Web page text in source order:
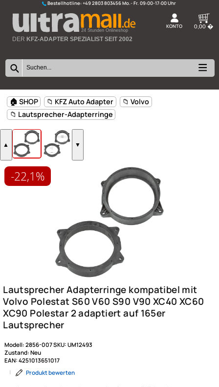
Bestellhotline:+49 2803 803456
24 Stunden Onlineshop
🏠 SHOP 📁 KFZ Auto Adapter
📁 Lautsprecher-Adapterringe
▲ ▼
-22,1%